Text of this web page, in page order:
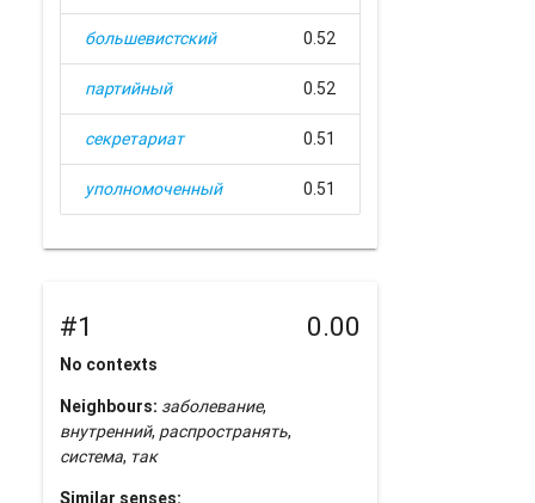
большевистский 0.52
партийный 0.52
секретариат 0.51
уполномоченный 0.51
#1 0.00
No contexts
Neighbours: заболевание,
внутренний, распространять,
система, так
Similar senses: